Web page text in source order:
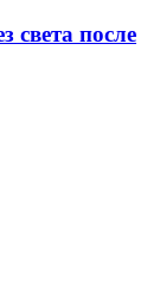
света после